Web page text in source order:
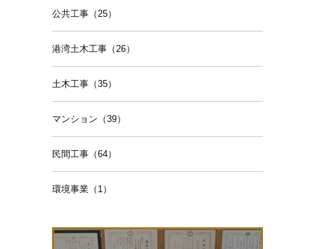
公共工事（25）
港湾土木工事（26）
土木工事（35）
マンション（39）
民間工事（64）
環境事業（1）